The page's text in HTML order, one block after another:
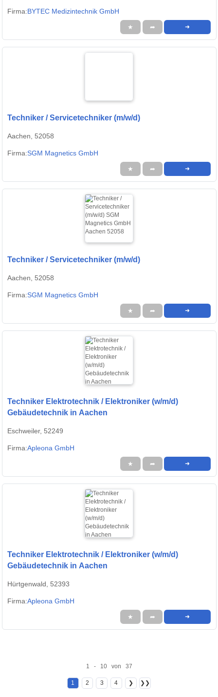
Firma:BYTEC Medizintechnik GmbH
★ ➦ ➜
Techniker / Servicetechniker (m/w/d)
Aachen, 52058
Firma:SGM Magnetics GmbH
★ ➦ ➜
Techniker / Servicetechniker (m/w/d)
Aachen, 52058
Firma:SGM Magnetics GmbH
★ ➦ ➜
Techniker Elektrotechnik / Elektroniker (w/m/d)
Gebäudetechnik in Aachen
Eschweiler, 52249
Firma:Apleona GmbH
★ ➦ ➜
Techniker Elektrotechnik / Elektroniker (w/m/d)
Gebäudetechnik in Aachen
Hürtgenwald, 52393
Firma:Apleona GmbH
★ ➦ ➜
1 - 10 von 37
1 2 3 4 ❯ ❯❯